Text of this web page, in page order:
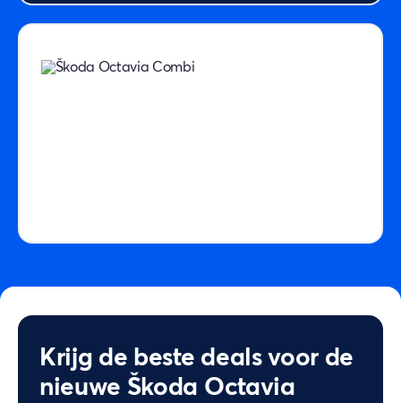
Krijg de beste deals voor de
nieuwe Škoda Octavia